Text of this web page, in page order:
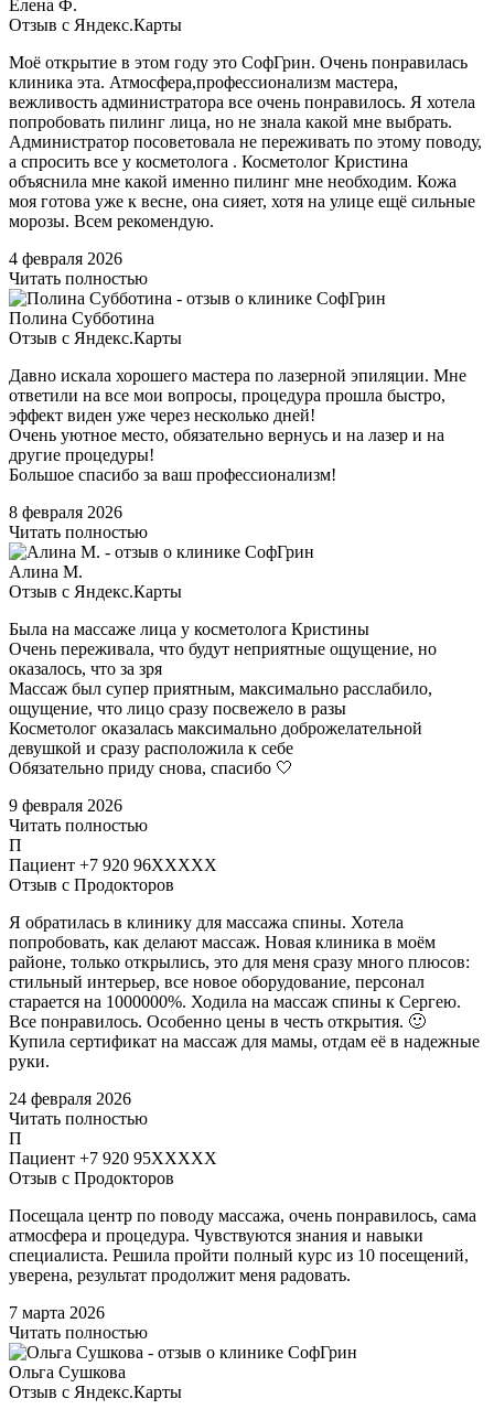
Елена Ф.
Отзыв с Яндекс.Карты
Моё открытие в этом году это СофГрин. Очень понравилась
клиника эта. Атмосфера,профессионализм мастера,
вежливость администратора все очень понравилось. Я хотела
попробовать пилинг лица, но не знала какой мне выбрать.
Администратор посоветовала не переживать по этому поводу,
а спросить все у косметолога . Косметолог Кристина
объяснила мне какой именно пилинг мне необходим. Кожа
моя готова уже к весне, она сияет, хотя на улице ещё сильные
морозы. Всем рекомендую.
4 февраля 2026
Читать полностью
Полина Субботина
Отзыв с Яндекс.Карты
Давно искала хорошего мастера по лазерной эпиляции. Мне
ответили на все мои вопросы, процедура прошла быстро,
эффект виден уже через несколько дней!
Очень уютное место, обязательно вернусь и на лазер и на
другие процедуры!
Большое спасибо за ваш профессионализм!
8 февраля 2026
Читать полностью
Алина М.
Отзыв с Яндекс.Карты
Была на массаже лица у косметолога Кристины
Очень переживала, что будут неприятные ощущение, но
оказалось, что за зря
Массаж был супер приятным, максимально расслабило,
ощущение, что лицо сразу посвежело в разы
Косметолог оказалась максимально доброжелательной
девушкой и сразу расположила к себе
Обязательно приду снова, спасибо 🤍
9 февраля 2026
Читать полностью
П
Пациент +7 920 96XXXXX
Отзыв с Продокторов
Я обратилась в клинику для массажа спины​. Хотела
попробовать, как делают массаж​. Новая клиника в моём
районе, только открылись, это для меня сразу много плюсов:
стильный интерьер, все новое оборудование, персонал
старается на 1000000%. Ходила на массаж спины к Сергею.
Все понравилось. Особенно цены в честь открытия. 🙂
Купила сертификат на массаж​ для мамы, отдам её в надежные
руки.
24 февраля 2026
Читать полностью
П
Пациент +7 920 95XXXXX
Отзыв с Продокторов
Посещала центр по поводу массажа​, очень понравилось, сама
атмосфера и процедура. Чувствуются знания и навыки
специалиста. Решила пройти полный курс из 10 посещений,
уверена, результат продолжит меня радовать.
7 марта 2026
Читать полностью
Ольга Сушкова
Отзыв с Яндекс.Карты